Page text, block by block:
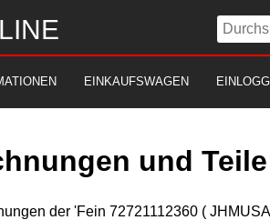
EINKAUFSWAGEN
und Teile
der 'Fein 72721112360 (